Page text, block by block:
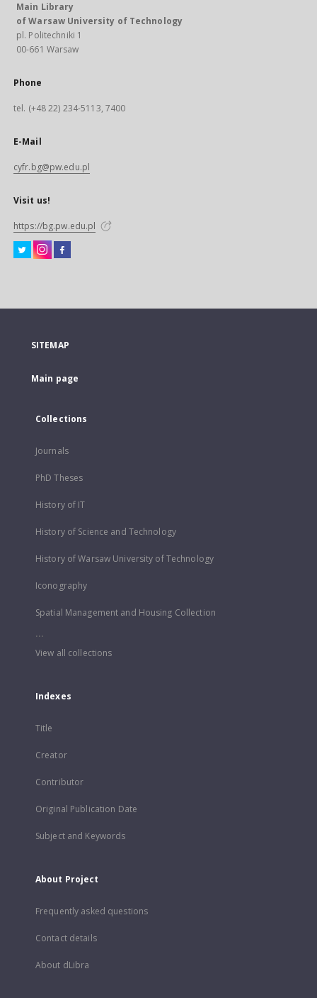
Main Library
of Warsaw University of Technology
pl. Politechniki 1
00-661 Warsaw
Phone
tel. (+48 22) 234-5113, 7400
E-Mail
cyfr.bg@pw.edu.pl
Visit us!
https://bg.pw.edu.pl
SITEMAP
Main page
Collections
Journals
PhD Theses
History of IT
History of Science and Technology
History of Warsaw University of Technology
Iconography
Spatial Management and Housing Collection
...
View all collections
Indexes
Title
Creator
Contributor
Original Publication Date
Subject and Keywords
About Project
Frequently asked questions
Contact details
About dLibra